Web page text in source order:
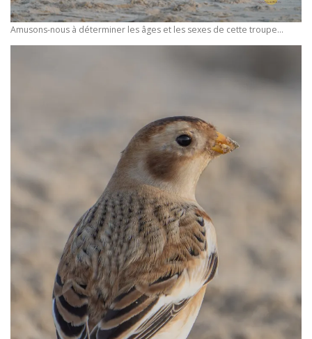
Amusons-nous à déterminer les âges et les sexes de cette troupe…